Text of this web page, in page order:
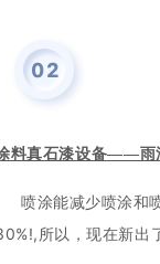
料真石漆设备——雨
喷涂能减少喷涂和
所以，现在新出